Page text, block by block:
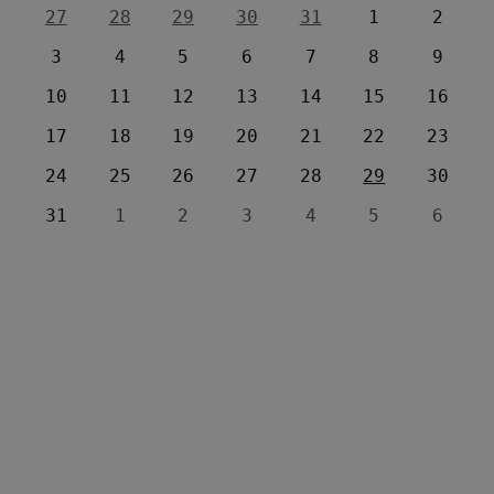
27
28 29 30 31 1
2
3
4 5 6 7 8
9
10
11 12 13 14 15
16
17
18 19 20 21 22
23
24
25 26 27 28 29
30
31
1 2 3 4 5 6